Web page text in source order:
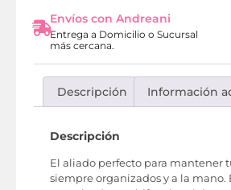
Envíos con Andreani
Entrega a Domicilio o Sucursal
más cercana.
Descripción Información
Descripción
El aliado perfecto para mantener
siempre organizados y a la mano.